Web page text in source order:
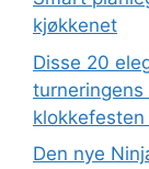
kjøkkenet
Disse 20
turneringens
Den nye